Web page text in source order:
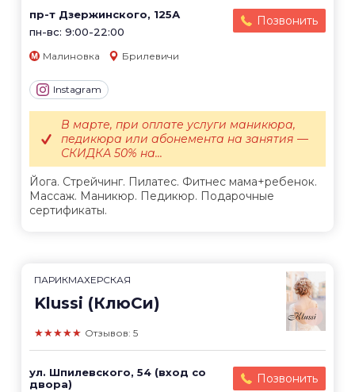
пр-т Дзержинского, 125А
пн-вс: 9:00-22:00
Позвонить
Малиновка Брилевичи
Instagram
Йога. Стрейчинг. Пилатес. Фитнес мама+ребенок.
Массаж. Маникюр. Педикюр. Подарочные
сертификаты.
В марте, при оплате услуги маникюра,
педикюра или абонемента на занятия —
СКИДКА 50% на...
ПАРИКМАХЕРСКАЯ
Klussi (КлюСи)
★★★★★ Отзывов: 5
ул. Шпилевского, 54 (вход со
двора)
Позвонить